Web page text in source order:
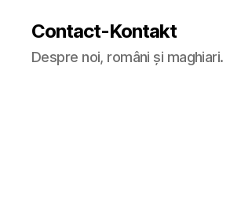
Contact-Kontakt
Despre noi, români și maghiari.